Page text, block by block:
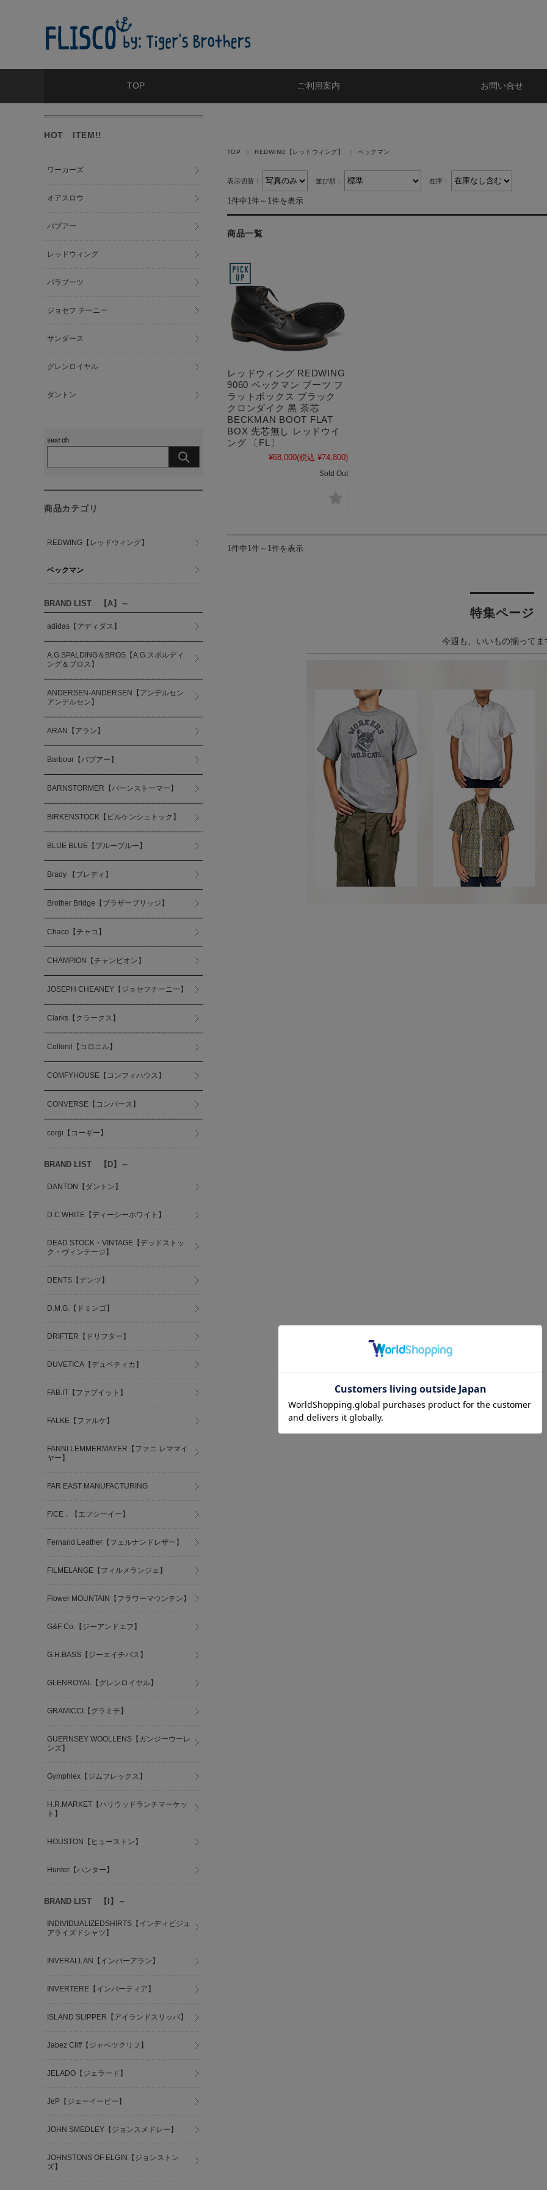
TOP ご利用案内 お問い合せ
TOP REDWING【レッドウィング】 ベックマン
表示切替： 並び順： 在庫：
1件中1件～1件を表示
商品一覧
レッドウィング REDWING
9060 ベックマン ブーツ フ
ラットボックス ブラック
クロンダイク 黒 茶芯
BECKMAN BOOT FLAT
BOX 先芯無し レッドウイ
ング 〔FL〕
¥68,000(税込 ¥74,800)
Sold Out
1件中1件～1件を表示
特集ページ
今週も、いいもの揃ってま
HOT ITEM!!
ワーカーズ
オアスロウ
バブアー
レッドウィング
パラブーツ
ジョセフ チーニー
サンダース
グレンロイヤル
ダントン
商品カテゴリ
REDWING【レッドウィング】
ベックマン
BRAND LIST 【A】～
adidas【アディダス】
A.G.SPALDING＆BROS【A.G.スポルディ
ング＆ブロス】
ANDERSEN-ANDERSEN【アンデルセン
アンデルセン】
ARAN【アラン】
Barbour【バブアー】
BARNSTORMER【バーンストーマー】
BIRKENSTOCK【ビルケンシュトック】
BLUE BLUE【ブルーブルー】
Brady 【ブレディ】
Brother Bridge【ブラザーブリッジ】
Chaco【チャコ】
CHAMPION【チャンピオン】
JOSEPH CHEANEY【ジョセフチーニー】
Clarks【クラークス】
Collonil【コロニル】
COMFYHOUSE【コンフィハウス】
CONVERSE【コンバース】
corgi【コーギー】
BRAND LIST 【D】～
DANTON【ダントン】
D.C.WHITE【ディーシーホワイト】
DEAD STOCK・VINTAGE【デッドストッ
ク・ヴィンテージ】
DENTS【デンツ】
D.M.G.【ドミンゴ】
DRIFTER【ドリフター】
DUVETICA【デュベティカ】
FAB.IT【ファブイット】
FALKE【ファルケ】
FANNI LEMMERMAYER【ファニ レママイ
ヤー】
FAR EAST MANUFACTURING
F/CE．【エフシーイー】
Fernand Leather【フェルナンドレザー】
FILMELANGE【フィルメランジェ】
Flower MOUNTAIN【フラワーマウンテン】
G&F Co.【ジーアンドエフ】
G.H.BASS【ジーエイチバス】
GLENROYAL【グレンロイヤル】
GRAMICCI【グラミチ】
GUERNSEY WOOLLENS【ガンジーウーレ
ンズ】
Gymphlex【ジムフレックス】
H.R.MARKET【ハリウッドランチマーケッ
ト】
HOUSTON【ヒューストン】
Hunter【ハンター】
BRAND LIST 【I】～
INDIVIDUALIZEDSHIRTS【インディビジュ
アライズドシャツ】
INVERALLAN【インバーアラン】
INVERTERE【インバーティア】
ISLAND SLIPPER【アイランドスリッパ】
Jabez Cliff【ジャベツクリフ】
JELADO【ジェラード】
JeP【ジェーイーピー】
JOHN SMEDLEY【ジョンスメドレー】
JOHNSTONS OF ELGIN【ジョンストン
ズ】